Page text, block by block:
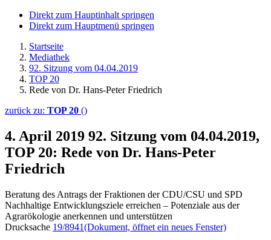
Direkt zum Hauptinhalt springen
Direkt zum Hauptmenü springen
Startseite
Mediathek
92. Sitzung vom 04.04.2019
TOP 20
Rede von Dr. Hans-Peter Friedrich
zurück zu: TOP 20 ()
4. April 2019 92. Sitzung vom 04.04.2019,
TOP 20: Rede von Dr. Hans-Peter
Friedrich
Beratung des Antrags der Fraktionen der CDU/CSU und SPD
Nachhaltige Entwicklungsziele erreichen – Potenziale aus der
Agrarökologie anerkennen und unterstützen
Drucksache 19/8941(Dokument, öffnet ein neues Fenster)